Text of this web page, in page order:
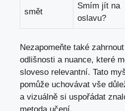
smět
Smím jít‍ na
oslavu?
Nezapomeňte‌ také
odlišnosti a nuance,‍ které
sloveso ​relevantní. Tato⁤
⁣pomůže uchovávat vše
a vizuálně si uspořádat